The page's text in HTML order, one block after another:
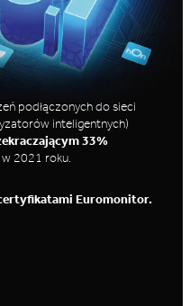
podłączonych do sieci
inteligentnych)
33%
2021 roku.
Euromonitor.